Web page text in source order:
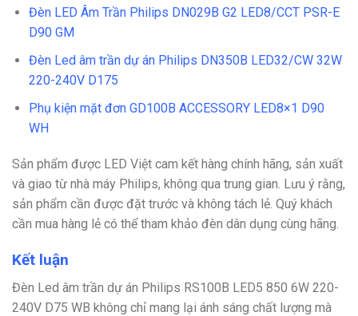
Đèn LED Âm Trần Philips DN029B G2 LED8/CCT PSR-E
D90 GM
Đèn Led âm trần dự án Philips DN350B LED32/CW 32W
220-240V D175
Phụ kiện mặt đơn GD100B ACCESSORY LED8×1 D90
WH
Sản phẩm được LED Việt cam kết hàng chính hãng, sản xuất
và giao từ nhà máy Philips, không qua trung gian. Lưu ý rằng,
sản phẩm cần được đặt trước và không tách lẻ. Quý khách
cần mua hàng lẻ có thể tham khảo đèn dân dụng cùng hãng.
Kết luận
Đèn Led âm trần dự án Philips RS100B LED5 850 6W 220-
240V D75 WB không chỉ mang lại ánh sáng chất lượng mà